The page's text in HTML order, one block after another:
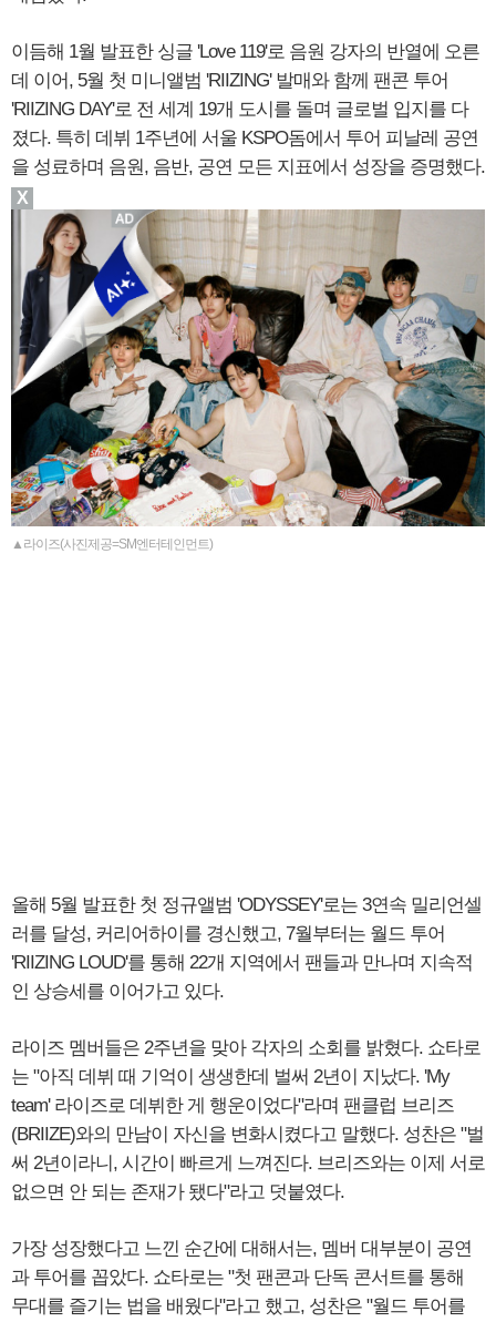
이듬해 1월 발표한 싱글 'Love 119'로 음원 강자의 반열에 오른
데 이어, 5월 첫 미니앨범 'RIIZING' 발매와 함께 팬콘 투어
'RIIZING DAY'로 전 세계 19개 도시를 돌며 글로벌 입지를 다
졌다. 특히 데뷔 1주년에 서울 KSPO돔에서 투어 피날레 공연
을 성료하며 음원, 음반, 공연 모든 지표에서 성장을 증명했다.
▲라이즈(사진제공=SM엔터테인먼트)
올해 5월 발표한 첫 정규앨범 'ODYSSEY'로는 3연속 밀리언셀
러를 달성, 커리어하이를 경신했고, 7월부터는 월드 투어
'RIIZING LOUD'를 통해 22개 지역에서 팬들과 만나며 지속적
인 상승세를 이어가고 있다.
라이즈 멤버들은 2주년을 맞아 각자의 소회를 밝혔다. 쇼타로
는 "아직 데뷔 때 기억이 생생한데 벌써 2년이 지났다. 'My
team' 라이즈로 데뷔한 게 행운이었다"라며 팬클럽 브리즈
(BRIIZE)와의 만남이 자신을 변화시켰다고 말했다. 성찬은 "벌
써 2년이라니, 시간이 빠르게 느껴진다. 브리즈와는 이제 서로
없으면 안 되는 존재가 됐다"라고 덧붙였다.
가장 성장했다고 느낀 순간에 대해서는, 멤버 대부분이 공연
과 투어를 꼽았다. 쇼타로는 "첫 팬콘과 단독 콘서트를 통해
무대를 즐기는 법을 배웠다"라고 했고, 성찬은 "월드 투어를
X